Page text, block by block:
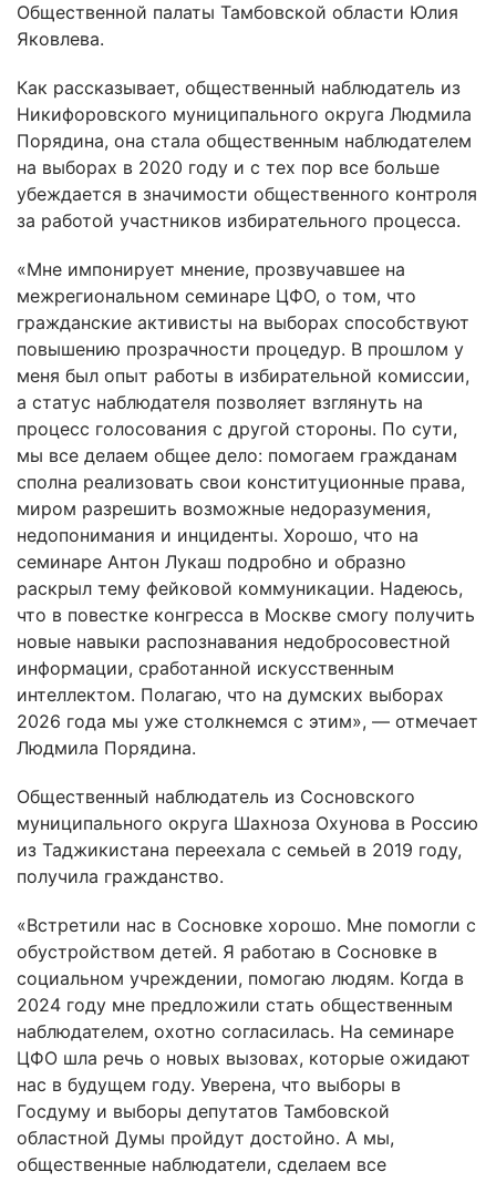
Общественной палаты Тамбовской области Юлия
Яковлева.
Как рассказывает, общественный наблюдатель из
Никифоровского муниципального округа Людмила
Порядина, она стала общественным наблюдателем
на выборах в 2020 году и с тех пор все больше
убеждается в значимости общественного контроля
за работой участников избирательного процесса.
«Мне импонирует мнение, прозвучавшее на
межрегиональном семинаре ЦФО, о том, что
гражданские активисты на выборах способствуют
повышению прозрачности процедур. В прошлом у
меня был опыт работы в избирательной комиссии,
а статус наблюдателя позволяет взглянуть на
процесс голосования с другой стороны. По сути,
мы все делаем общее дело: помогаем гражданам
сполна реализовать свои конституционные права,
миром разрешить возможные недоразумения,
недопонимания и инциденты. Хорошо, что на
семинаре Антон Лукаш подробно и образно
раскрыл тему фейковой коммуникации. Надеюсь,
что в повестке конгресса в Москве смогу получить
новые навыки распознавания недобросовестной
информации, сработанной искусственным
интеллектом. Полагаю, что на думских выборах
2026 года мы уже столкнемся с этим», — отмечает
Людмила Порядина.
Общественный наблюдатель из Сосновского
муниципального округа Шахноза Охунова в Россию
из Таджикистана переехала с семьей в 2019 году,
получила гражданство.
«Встретили нас в Сосновке хорошо. Мне помогли с
обустройством детей. Я работаю в Сосновке в
социальном учреждении, помогаю людям. Когда в
2024 году мне предложили стать общественным
наблюдателем, охотно согласилась. На семинаре
ЦФО шла речь о новых вызовах, которые ожидают
нас в будущем году. Уверена, что выборы в
Госдуму и выборы депутатов Тамбовской
областной Думы пройдут достойно. А мы,
общественные наблюдатели, сделаем все